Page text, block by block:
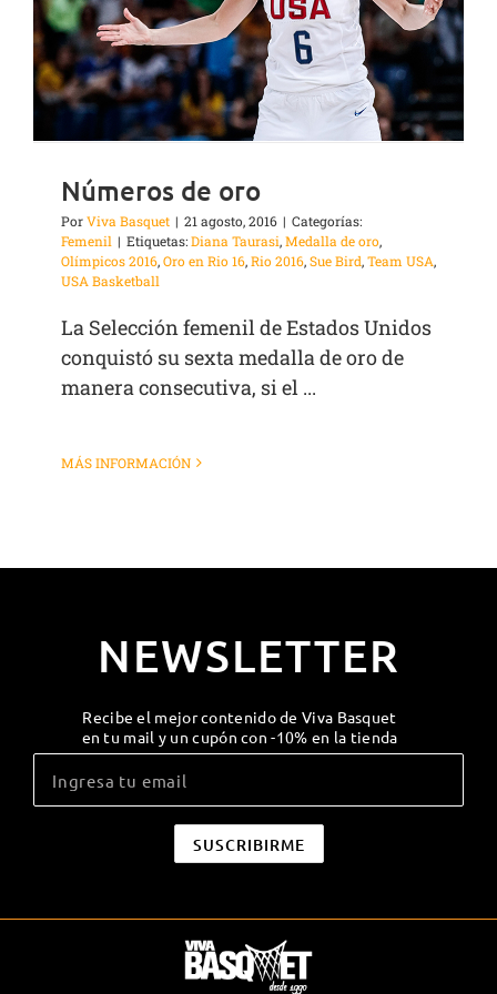
Números de oro
PorViva Basquet | 21 agosto, 2016 | Categorías:
Femenil | Etiquetas:Diana Taurasi,Medalla de oro,
Olímpicos 2016,Oro en Rio 16,Rio 2016,Sue Bird,Team USA,
USA Basketball
La Selección femenil de Estados Unidos
conquistó su sexta medalla de oro de
manera consecutiva, si el ...
MÁS INFORMACIÓN
NEWSLETTER
Recibe el mejor contenido de Viva Basquet
en tu mail y un cupón con -10% en la tienda